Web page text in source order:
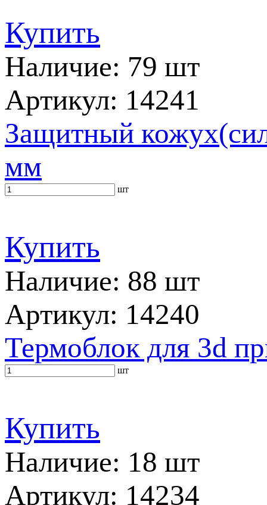
Купить
Наличие: 79 шт
Артикул: 14241
Защитный
мм
шт
Купить
Наличие: 88 шт
Артикул: 14240
Термоблок для 3d
шт
Купить
Наличие: 18 шт
Артикул: 14234